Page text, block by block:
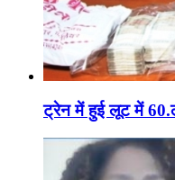
ट्रेन में हुई लूट में